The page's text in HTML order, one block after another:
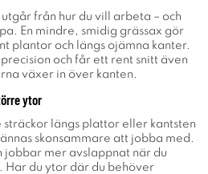
från hur du vill arbeta – och
En mindre, smidig grässax gör
plantor och längs ojämna kanter.
och får ett rent snitt även
växer in över kanten.
ytor
längs plattor eller kantsten
skonsammare att jobba med.
jobbar mer avslappnat när du
Har du ytor där du behöver